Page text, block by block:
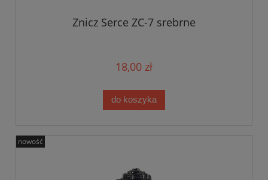
Znicz Serce ZC-7 srebrne
18,00 zł
do koszyka
nowość